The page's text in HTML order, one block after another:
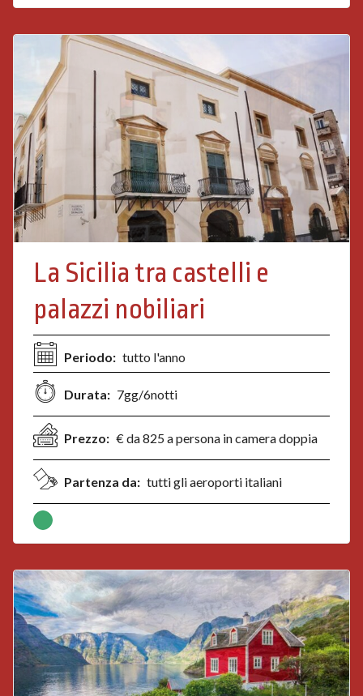
La Sicilia tra castelli e
palazzi nobiliari
Periodo: tutto l'anno
Durata: 7gg/6notti
Prezzo: € da 825 a persona in camera doppia
Partenza da: tutti gli aeroporti italiani